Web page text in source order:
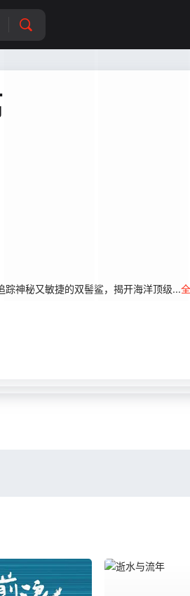
神秘又敏捷的双髻鲨，揭开海洋顶级...